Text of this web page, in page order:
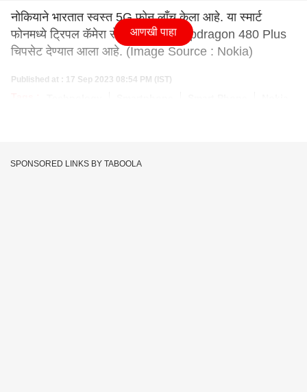
नोकियाने भारतात स्वस्त 5G फोन लाँच केला आहे. या स्मार्ट
फोनमध्ये ट्रिपल कॅमेरा सेटअप आणि Snapdragon 480 Plus
चिपसेट देण्यात आला आहे. (Image Source : Nokia)
Published at : 17 Sep 2023 08:54 PM (IST)
आणखी पाहा
SPONSORED LINKS BY TABOOLA